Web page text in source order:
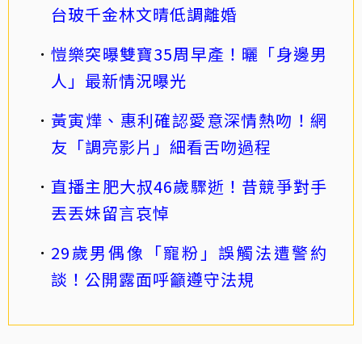
台玻千金林文晴低調離婚
愷樂突曝雙寶35周早產！曬「身邊男
人」最新情況曝光
黃寅燁、惠利確認愛意深情熱吻！網
友「調亮影片」細看舌吻過程
直播主肥大叔46歲驟逝！昔競爭對手
丟丟妹留言哀悼
29歲男偶像「寵粉」誤觸法遭警約
談！公開露面呼籲遵守法規